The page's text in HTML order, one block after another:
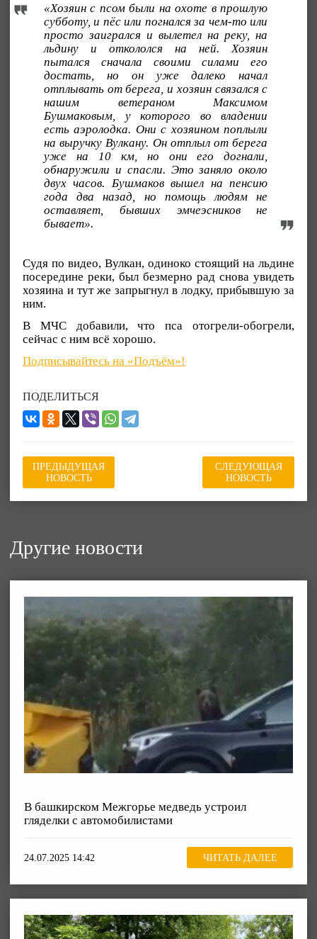
«Хозяин с псом были на охоте в прошлую
субботу, и пёс или погнался за чем-то или
просто заигрался и вылетел на реку, на
льдину и откололся на ней. Хозяин
пытался сначала своими силами его
достать, но он уже далеко начал
отплывать от берега, и хозяин связался с
нашим ветераном Максимом
Бушмаковым, у которого во владении
есть аэролодка. Они с хозяином поплыли
на выручку Вулкану. Он отплыл от берега
уже на 10 км, но они его догнали,
обнаружили и спасли. Это заняло около
двух часов. Бушмаков вышел на пенсию
года два назад, но помощь людям не
оставляет, бывших эмчеэсников не
бывает».
Судя по видео, Вулкан, одиноко стоящий на льдине
посередине реки, был безмерно рад снова увидеть
хозяина и тут же запрыгнул в лодку, прибывшую за
ним.
В МЧС добавили, что пса отогрели-обогрели,
сейчас с ним всё хорошо.
Подписывайтесь на «Подъём»!
ПОДЕЛИТЬСЯ
ПРЕДЫДУЩАЯ
НОВОСТЬ
СЛЕДУЮЩАЯ
НОВОСТЬ
Другие новости
В башкирском Межгорье медведь устроил
гляделки с автомобилистами
24.07.2025 14:42 ЧИТАТЬ ДАЛЕЕ